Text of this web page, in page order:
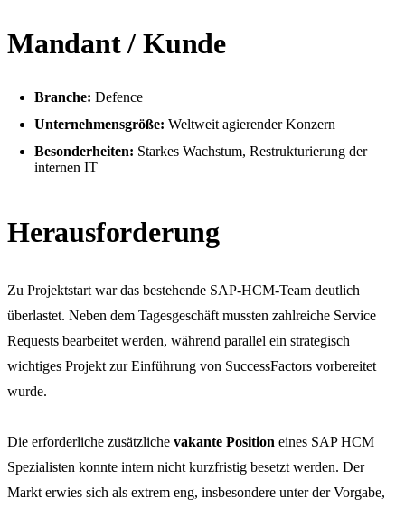
Mandant / Kunde
Branche: Defence
Unternehmensgröße: Weltweit agierender Konzern
Besonderheiten: Starkes Wachstum, Restrukturierung der
internen IT
Herausforderung
Zu Projektstart war das bestehende SAP-HCM-Team deutlich
überlastet. Neben dem Tagesgeschäft mussten zahlreiche Service
Requests bearbeitet werden, während parallel ein strategisch
wichtiges Projekt zur Einführung von SuccessFactors vorbereitet
wurde.
Die erforderliche zusätzliche vakante Position eines SAP HCM
Spezialisten konnte intern nicht kurzfristig besetzt werden. Der
Markt erwies sich als extrem eng, insbesondere unter der Vorgabe,